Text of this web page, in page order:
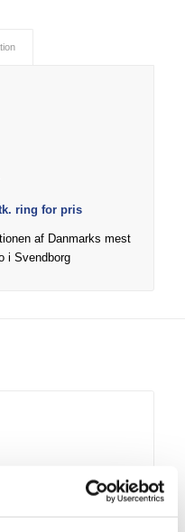
ring for pris
af Danmarks mest
i Svendborg